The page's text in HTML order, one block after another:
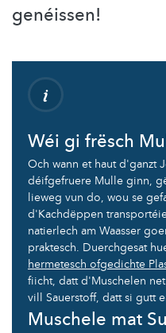
genéissen!
Wéi gi frësch
Och wann et haut d'ganzt
déifgefruere Mulle ginn,
lieweg vun do, wou se
d'Kachdëppen
natierlech am Waasser
praktesch. Duerchgesat
hermetesch ofgedichte
fiicht, datt d'Muschelen
vill Sauerstoff, datt si gutt
Muschele mat